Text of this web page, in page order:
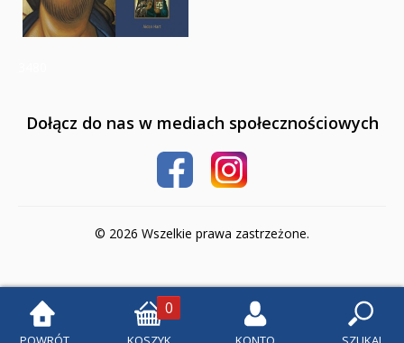
Dołącz do nas w mediach społecznościowych
© 2026 Wszelkie prawa zastrzeżone.
0